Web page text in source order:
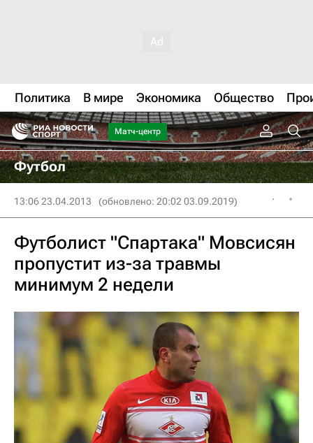
Политика В мире Экономика Общество
Матч-центр
Футбол
13:06 23.04.2013 (обновлено: 20:02 03.09.2019)
Футболист "Спартака" Мовсисян
пропустит из-за травмы
минимум 2 недели